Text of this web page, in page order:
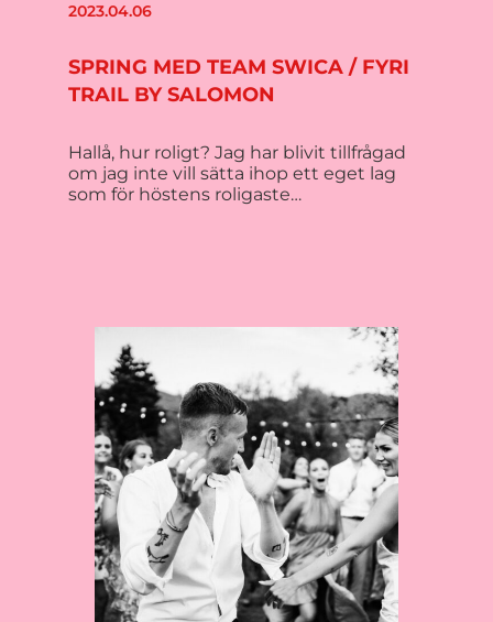
2023.04.06
SPRING MED TEAM SWICA / FYRI
TRAIL BY SALOMON
Hallå, hur roligt? Jag har blivit tillfrågad
om jag inte vill sätta ihop ett eget lag
som för höstens roligaste…